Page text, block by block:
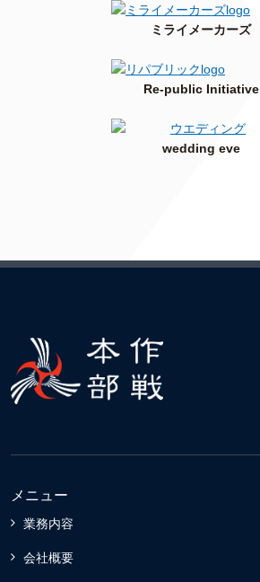
ミライメーカーズ
Re-public Initiative
wedding eve
メニュー
業務内容
会社概要